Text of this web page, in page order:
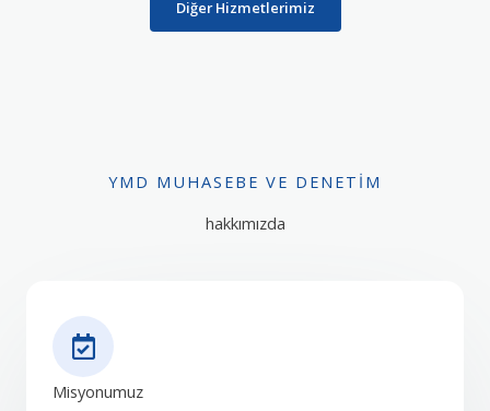
Diğer Hizmetlerimiz
YMD MUHASEBE VE DENETIM
hakkımızda
Misyonumuz